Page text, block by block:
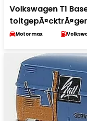
Volkswagen T1
Motormax